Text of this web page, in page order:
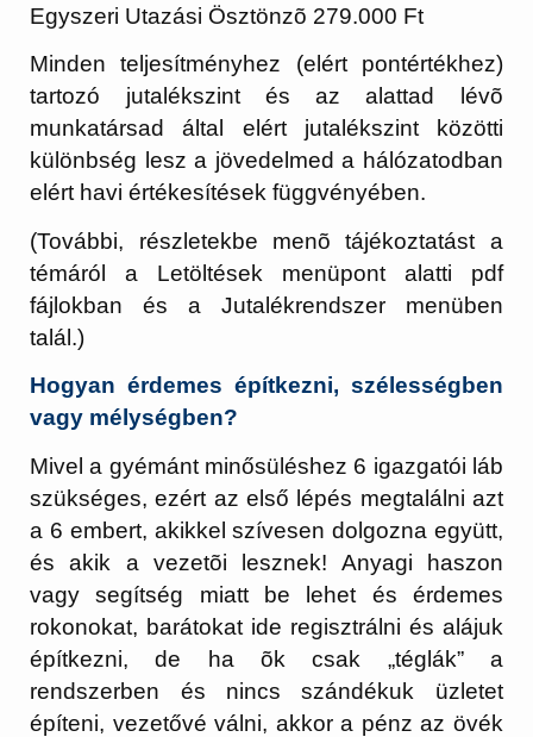
Egyszeri Utazási Ösztönzõ 279.000 Ft
Minden teljesítményhez (elért pontértékhez)
tartozó jutalékszint és az alattad lévõ
munkatársad által elért jutalékszint közötti
különbség lesz a jövedelmed a hálózatodban
elért havi értékesítések függvényében.
(További, részletekbe menõ tájékoztatást a
témáról a Letöltések menüpont alatti pdf
fájlokban és a Jutalékrendszer menüben
talál.)
Hogyan érdemes építkezni, szélességben
vagy mélységben?
Mivel a gyémánt minősüléshez 6 igazgatói láb
szükséges, ezért az első lépés megtalálni azt
a 6 embert, akikkel szívesen dolgozna együtt,
és akik a vezetõi lesznek! Anyagi haszon
vagy segítség miatt be lehet és érdemes
rokonokat, barátokat ide regisztrálni és alájuk
építkezni, de ha õk csak „téglák” a
rendszerben és nincs szándékuk üzletet
építeni, vezetővé válni, akkor a pénz az övék